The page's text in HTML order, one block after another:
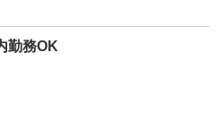
勤務OK